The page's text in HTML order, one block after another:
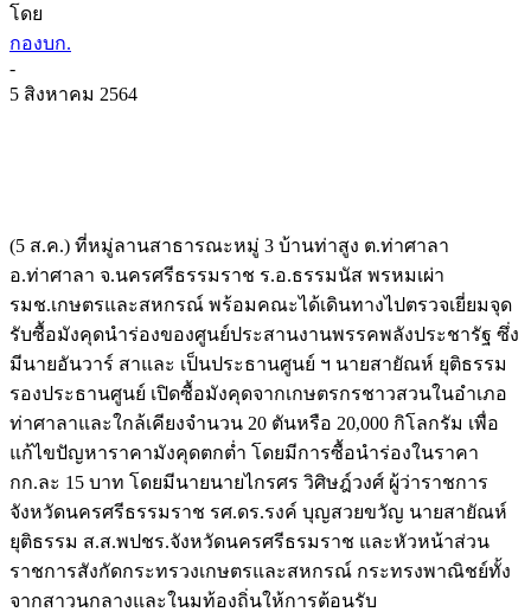
โดย
กองบก.
-
5 สิงหาคม 2564
(5 ส.ค.) ที่หมู่ลานสาธารณะหมู่ 3 บ้านท่าสูง ต.ท่าศาลา
อ.ท่าศาลา จ.นครศรีธรรมราช ร.อ.ธรรมนัส พรหมเผ่า
รมช.เกษตรและสหกรณ์ พร้อมคณะได้เดินทางไปตรวจเยี่ยมจุด
รับซื้อมังคุดนำร่องของศูนย์ประสานงานพรรคพลังประชารัฐ ซึ่ง
มีนายอันวาร์ สาและ เป็นประธานศูนย์ ฯ นายสายัณห์ ยุติธรรม
รองประธานศูนย์ เปิดซื้อมังคุดจากเกษตรกรชาวสวนในอำเภอ
ท่าศาลาและใกล้เคียงจำนวน 20 ตันหรือ 20,000 กิโลกรัม เพื่อ
แก้ไขปัญหาราคามังคุดตกต่ำ โดยมีการซื้อนำร่องในราคา
กก.ละ 15 บาท โดยมีนายนายไกรศร วิศิษฎ์วงศ์ ผู้ว่าราชการ
จังหวัดนครศรีธรรมราช รศ.ดร.รงค์ บุญสวยขวัญ นายสายัณห์
ยุติธรรม ส.ส.พปชร.จังหวัดนครศรีธรมราช และหัวหน้าส่วน
ราชการสังกัดกระทรวงเกษตรและสหกรณ์ กระทรงพาณิชย์ทั้ง
จากสาวนกลางและในมท้องถิ่นให้การต้อนรับ